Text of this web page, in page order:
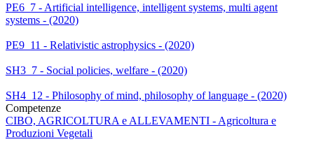
PE6_7 - Artificial intelligence, intelligent systems, multi agent
systems - (2020)
PE9_11 - Relativistic astrophysics - (2020)
SH3_7 - Social policies, welfare - (2020)
SH4_12 - Philosophy of mind, philosophy of language - (2020)
Competenze
CIBO, AGRICOLTURA e ALLEVAMENTI - Agricoltura e
Produzioni Vegetali